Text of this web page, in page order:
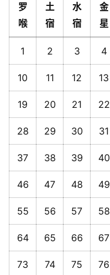
罗
喉
土
宿
水
宿
金
星
1 2 3 4
10 11 12 13
19 20 21 22
28 29 30 31
37 38 39 40
46 47 48 49
55 56 57 58
64 65 66 67
73 74 75 76